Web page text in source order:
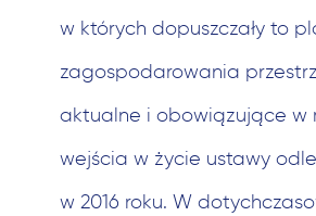
w których dopuszczały to
zagospodarowania
aktualne i obowiązujące w
wejścia w życie ustawy
w 2016 roku. W